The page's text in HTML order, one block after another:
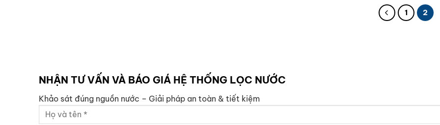
1 2
NHẬN TƯ VẤN VÀ BÁO GIÁ HỆ THỐNG LỌC NƯỚC
Khảo sát đúng nguồn nước – Giải pháp an toàn & tiết kiệm